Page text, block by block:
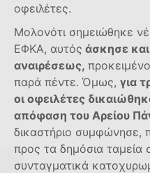
οφειλέτες.
Μολονότι σημειώθηκε
ΕΦΚΑ, αυτός άσκησε
αναιρέσεως,
παρά πέντε. Όμως, για
οι οφειλέτες
απόφαση του Αρείου
δικαστήριο συμφώνησε,
προς τα δημόσια ταμεία
συνταγματικά